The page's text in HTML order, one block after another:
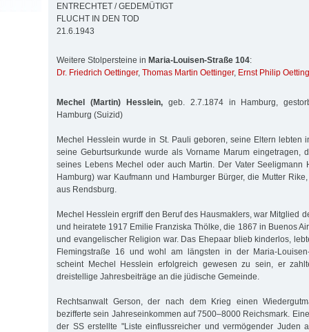
ENTRECHTET / GEDEMÜTIGT
FLUCHT IN DEN TOD
21.6.1943
Weitere Stolpersteine in Maria-Louisen-Straße 104:
Dr. Friedrich Oettinger, Thomas Martin Oettinger, Ernst Philip
Mechel (Martin) Hesslein,geb. 2.7.1874 in Hamburg,
Hamburg (Suizid)
Mechel Hesslein wurde in St. Pauli geboren, seine Eltern lebten
seine Geburtsurkunde wurde als Vorname Marum eingetragen,
seines Lebens Mechel oder auch Martin. Der Vater Seeligmann
Hamburg) war Kaufmann und Hamburger Bürger, die Mutter
aus Rendsburg.
Mechel Hesslein ergriff den Beruf des Hausmaklers, war Mitglied
und heiratete 1917 Emilie Franziska Thölke, die 1867 in Buenos
und evangelischer Religion war. Das Ehepaar blieb kinderlos,
Flemingstraße 16 und wohl am längsten in der Maria-
scheint Mechel Hesslein erfolgreich gewesen zu sein, er
dreistellige Jahresbeiträge an die jüdische Gemeinde.
Rechtsanwalt Gerson, der nach dem Krieg einen
bezifferte sein Jahreseinkommen auf 7500–8000 Reichsmark.
der SS erstellte "Liste einflussreicher und vermögender Juden